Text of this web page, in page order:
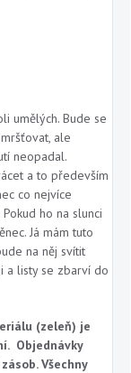
umělých. Bude se
ale
neopadal.
a to především
co nejvíce
ho na slunci
Já mám tuto
na něj svítit
a listy se zbarví do
(zeleň) je
Objednávky
Všechny